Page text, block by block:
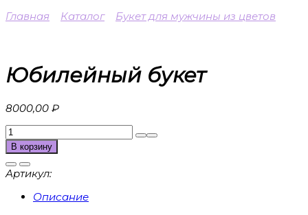
Главная
Каталог Букет для мужчины из цветов
Юбилейный букет
8000,00 ₽
Количество
товара
Юбилейный
букет
В корзину
Артикул:
Описание